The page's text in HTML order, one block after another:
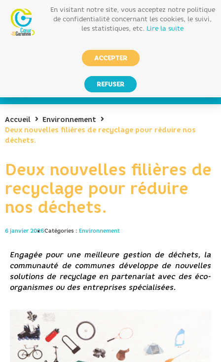
Accueil
Environnement
Deux nouvelles filières de recyclage pour réduire nos
déchets.
Deux nouvelles filières de
recyclage pour réduire
nos déchets.
6 janvier 2026Catégories : Environnement
Engagée pour une meilleure gestion de déchets, la
communauté de communes développe de nouvelles
solutions de recyclage en partenariat avec des éco-
organismes ou des entreprises spécialisées.
En visitant notre site, vous acceptez notre politique
de confidentialité concernant les cookies, le suivi,
les statistiques, etc. Lire la suite
ACCEPTER
REFUSER